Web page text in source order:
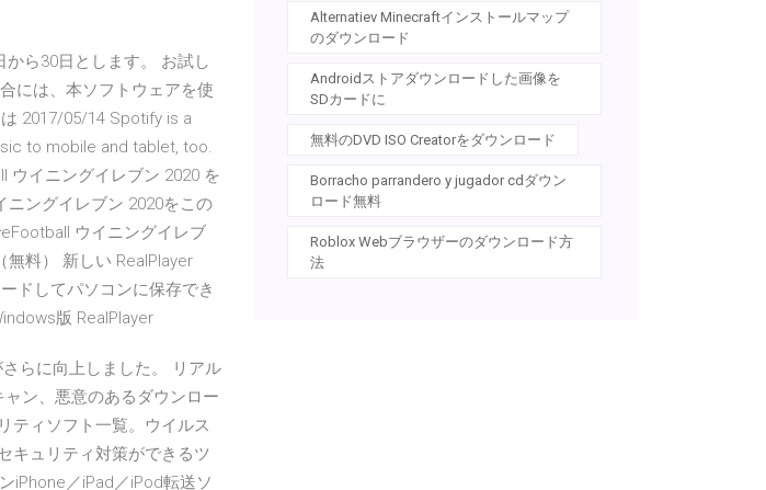
ら30日とします。 お試し
には、本ソフトウェアを使
2017/05/14 Spotify is a
to mobile and tablet, too.
ウイニングイレブン 2020 を
ングイレブン 2020をこの
ウイニングイレブ
料） 新しい RealPlayer
ドしてパソコンに保存でき
版 RealPlayer
らに向上しました。 リアル
ン、悪意のあるダウンロー
ティソフト一覧。ウイルス
キュリティ対策ができるツ
iPhone／iPad／iPod転送ソ
Alternatiev Minecraftインストールマップ
のダウンロード
Androidストアダウンロードした画像を
SDカードに
無料のDVD ISO Creatorをダウンロード
Borracho parrandero y jugador cdダウン
ロード無料
Roblox Webブラウザーのダウンロード方
法